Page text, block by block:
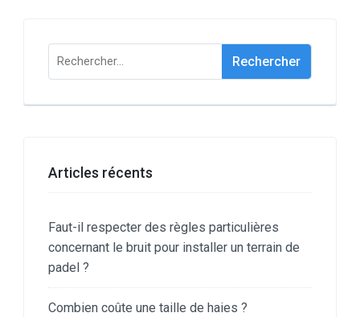
Rechercher :
Articles récents
Faut-il respecter des règles particulières
concernant le bruit pour installer un terrain de
padel ?
Combien coûte une taille de haies ?